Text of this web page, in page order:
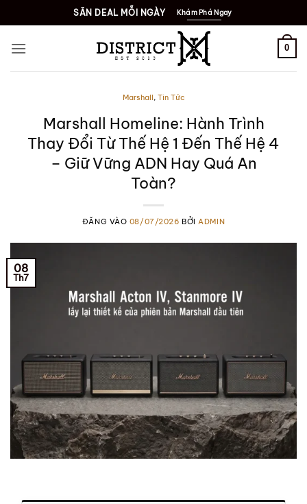
qua
nội
SĂN DEAL MỖI NGÀY Khám Phá Ngay
0
Marshall, Tin Tức
Marshall Homeline: Hành Trình
Thay Đổi Từ Thế Hệ 1 Đến Thế Hệ 4
– Giữ Vững ADN Hay Quá An
Toàn?
ĐĂNG VÀO 08/07/2026 BỞI ADMIN
08
Th7